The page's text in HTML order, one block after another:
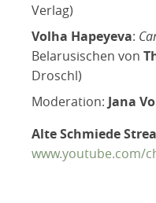
Verlag)
Volha Hapeyeva:
Belarusischen von
Droschl)
Moderation: Jana
Alte Schmiede
www.youtube.com/